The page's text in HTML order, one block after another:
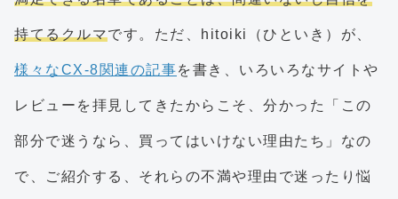
持てるクルマです。ただ、hitoiki（ひといき）が、
様々なCX-8関連の記事を書き、いろいろなサイトや
レビューを拝見してきたからこそ、分かった「この
部分で迷うなら、買ってはいけない理由たち」なの
で、ご紹介する、それらの不満や理由で迷ったり悩